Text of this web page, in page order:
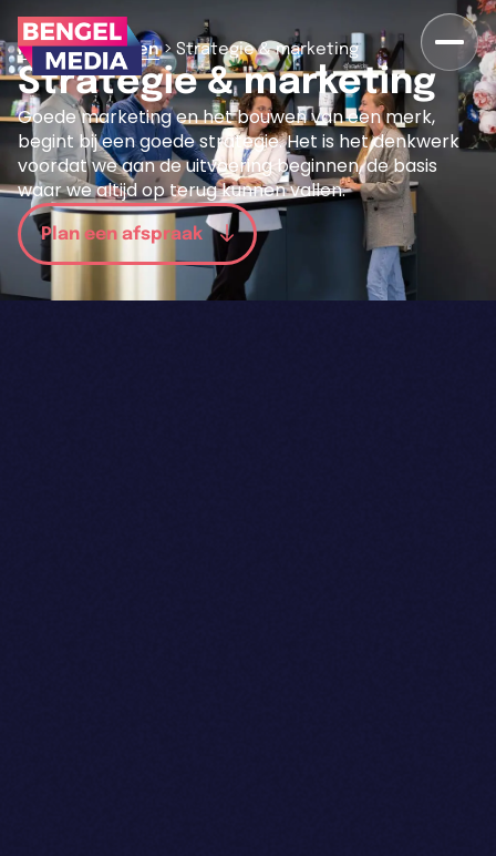
Home>Diensten>Strategie & marketing
Strategie & marketing
Goede marketing en het bouwen van een merk,
begint bij een goede strategie. Het is het denkwerk
voordat we aan de uitvoering beginnen, de basis
waar we altijd op terug kunnen vallen.
Plan een afspraak